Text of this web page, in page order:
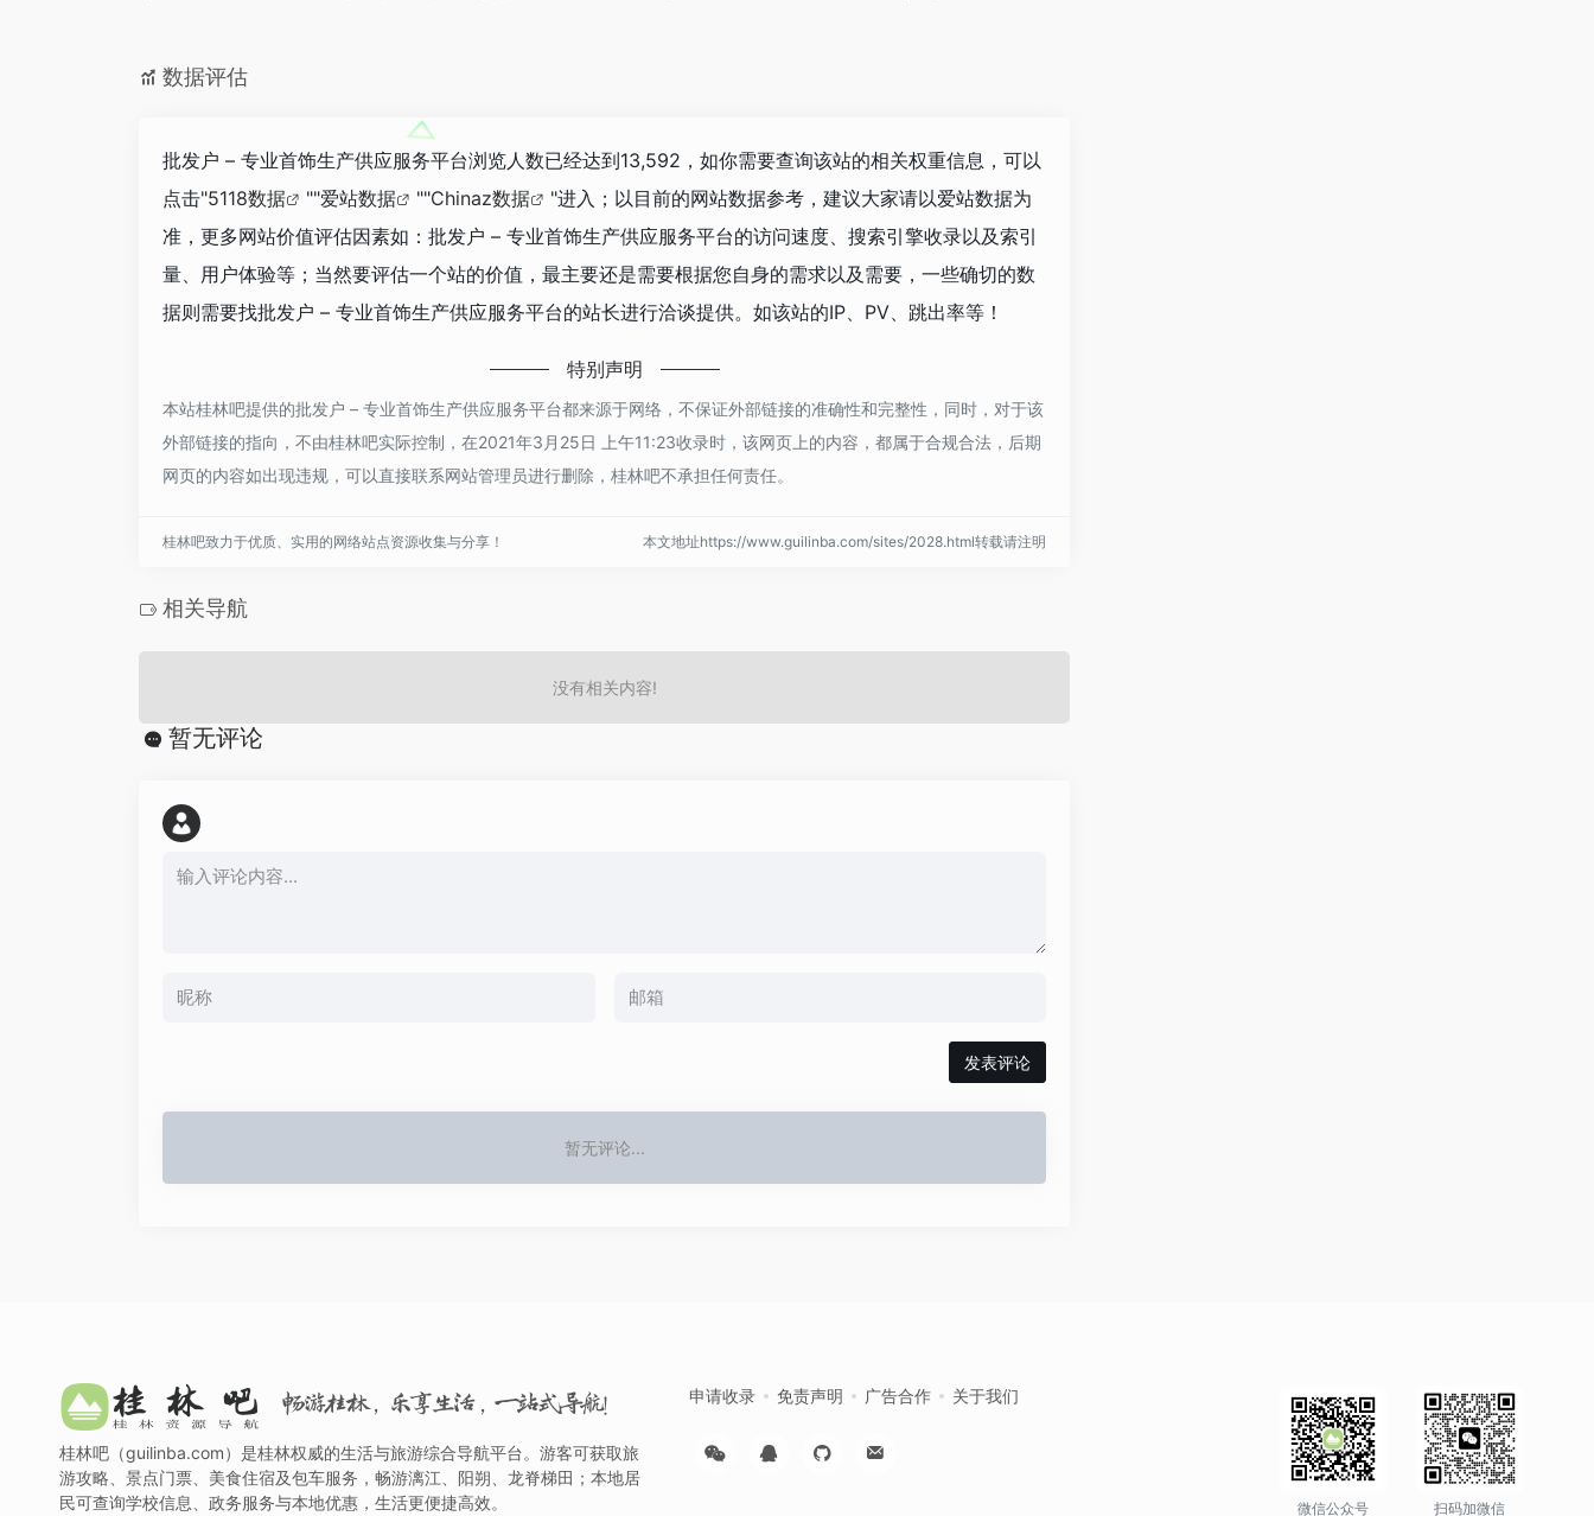
数据评估
批发户 – 专业首饰生产供应服务平台浏览人数已经达到13,592，如你需要查询该站的相关权重信息，可以
点击"5118数据 ""爱站数据 ""Chinaz数据
"进入；以目前的网站数据参考，建议大家请以爱站数据为
准，更多网站价值评估因素如：批发户 – 专业首饰生产供应服务平台的访问速度、搜索引擎收录以及索引
量、用户体验等；当然要评估一个站的价值，最主要还是需要根据您自身的需求以及需要，一些确切的数
据则需要找批发户 – 专业首饰生产供应服务平台的站长进行洽谈提供。如该站的IP、PV、跳出率等！
特别声明
本站桂林吧提供的批发户 – 专业首饰生产供应服务平台都来源于网络，不保证外部链接的准确性和完整性，同时，对于该
外部链接的指向，不由桂林吧实际控制，在2021年3月25日 上午11:23收录时，该网页上的内容，都属于合规合法，后期
网页的内容如出现违规，可以直接联系网站管理员进行删除，桂林吧不承担任何责任。
桂林吧致力于优质、实用的网络站点资源收集与分享！ 本文地址https://www.guilinba.com/sites/2028.html转载请注明
相关导航
没有相关内容!
暂无评论
发表评论
暂无评论...
畅游桂林，乐享生活，一站式导航！
桂林吧（guilinba.com）是桂林权威的生活与旅游综合导航平台。游客可获取旅
游攻略、景点门票、美食住宿及包车服务，畅游漓江、阳朔、龙脊梯田；本地居
民可查询学校信息、政务服务与本地优惠，生活更便捷高效。
申请收录 免责声明 广告合作 关于我们
微信公众号 扫码加微信